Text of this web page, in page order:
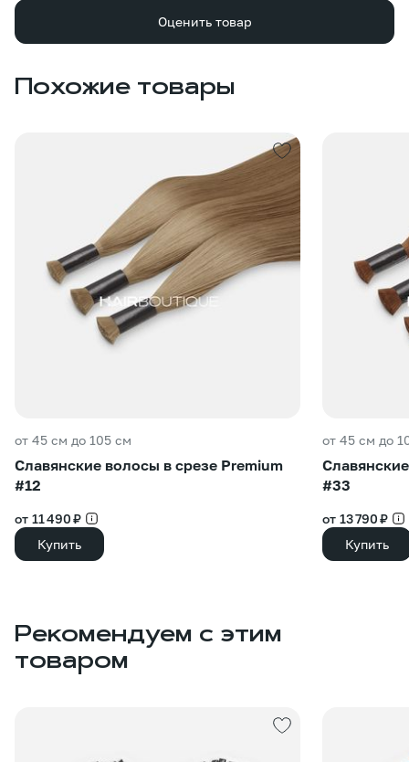
Оценить товар
Похожие товары
от 45 см до 105 см
Славянские волосы в срезе Premium
#12
от 11 490 ₽
Купить
от 45 см до
#33
от 13 790 ₽
Купить
Рекомендуем с этим
товаром